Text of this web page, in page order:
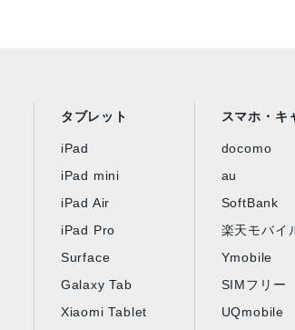
タブレット
iPad
iPad mini
iPad Air
iPad Pro
Surface
Galaxy Tab
Xiaomi Tablet
スマホ・キ
docomo
au
SoftBank
楽天モバイ
Ymobile
SIMフリー
UQmobile